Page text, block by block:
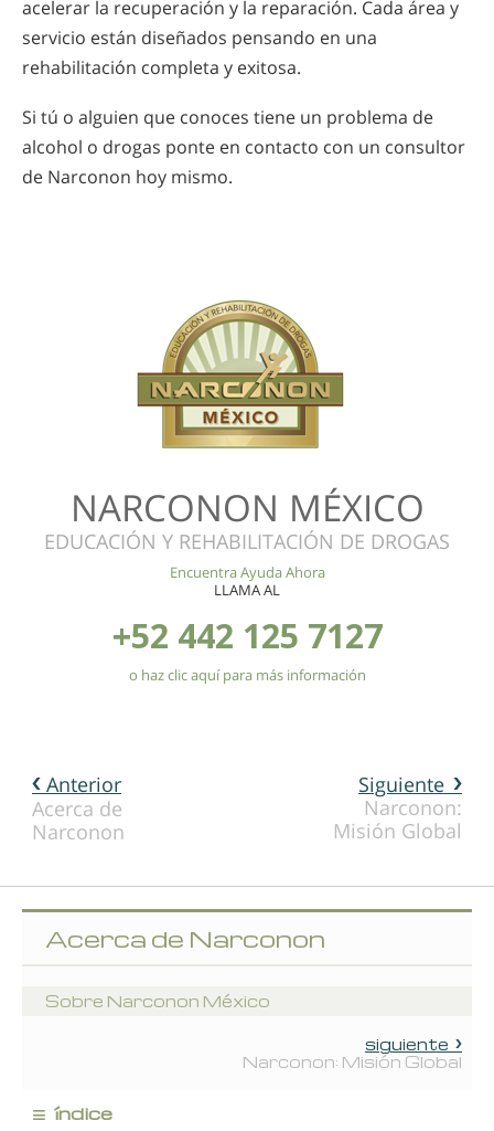
acelerar la recuperación y la reparación. Cada área y
servicio están diseñados pensando en una
rehabilitación completa y exitosa.
Si tú o alguien que conoces tiene un problema de
alcohol o drogas ponte en contacto con un consultor
de Narconon hoy mismo.
NARCONON MÉXICO
EDUCACIÓN Y REHABILITACIÓN DE DROGAS
Encuentra Ayuda Ahora
LLAMA AL
+52 442 125 7127
o haz clic aquí para más información
Siguiente
Narconon:
Misión Global
Anterior
Acerca de
Narconon
Acerca de Narconon
Sobre Narconon México
siguiente
Narconon: Misión Global
≡ índice